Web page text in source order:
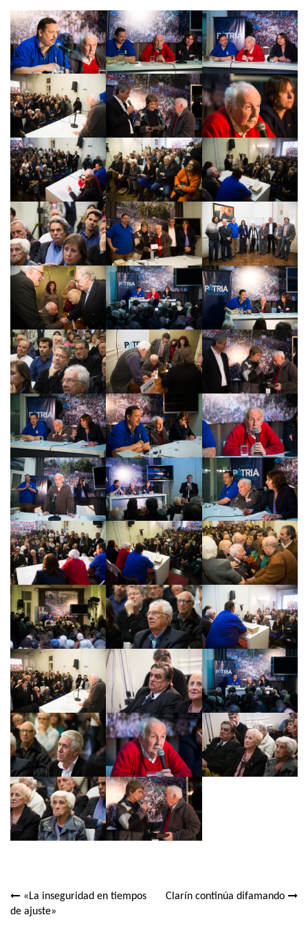
Navegación
«La inseguridad en tiempos
de ajuste»
Clarín continúa difamando